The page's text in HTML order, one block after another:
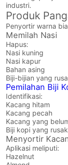
industri.
Produk
Penyortir warna
Memilah Nasi
Hapus:
Nasi kuning
Nasi kapur
Bahan asing
Biji-bijian yang
Pemilahan Biji
Identifikasi:
Kacang hitam
Kacang pecah
Kacang yang
Biji kopi yang rusak
Menyortir
Aplikasi meliputi:
Hazelnut